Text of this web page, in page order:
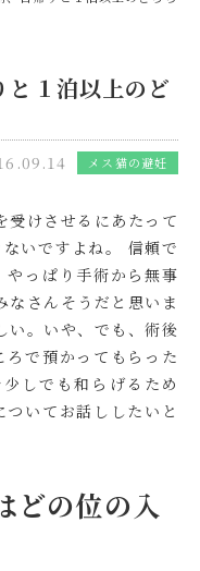
と１泊以上のど
メス猫の避妊
受けさせるにあたって
いですよね。 信頼で
やっぱり手術から無事
なさんそうだと思いま
い。いや、でも、術後
で預かってもらった
しでも和らげるため
いてお話ししたいと
どの位の入